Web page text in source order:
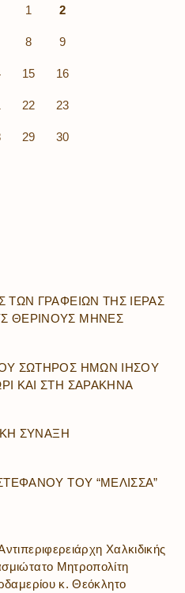
1 2
8 9
15 16
22 23
29 30
ΤΩΝ ΓΡΑΦΕΙΩΝ ΤΗΣ ΙΕΡΑΣ
ΘΕΡΙΝΟΥΣ ΜΗΝΕΣ
ΣΩΤΗΡΟΣ ΗΜΩΝ ΙΗΣΟΥ
ΚΑΙ ΣΤΗ ΣΑΡΑΚΗΝΑ
ΣΥΝΑΞΗ
ΤΟΥ “ΜΕΛΙΣΣΑ”
Χαλκιδικής
Μητροπολίτη
κ. Θεόκλητο